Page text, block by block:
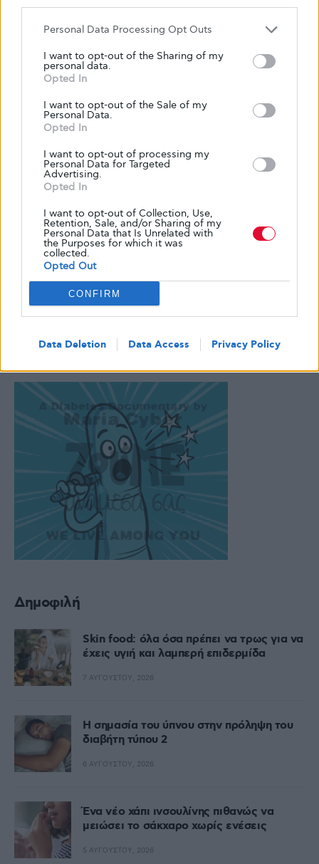
Personal Data Processing Opt Outs
I want to opt-out of the Sharing of my
personal data.
Opted In
I want to opt-out of the Sale of my
Personal Data.
Opted In
I want to opt-out of processing my
Personal Data for Targeted
Advertising.
Opted In
I want to opt-out of Collection, Use,
Retention, Sale, and/or Sharing of my
Personal Data that Is Unrelated with
the Purposes for which it was
collected.
Opted Out
CONFIRM
Data Deletion Data Access Privacy Policy
Κείμενο
Glykouli
Δημοφιλή
Skin food: όλα όσα πρέπει να τρως για να
έχεις υγιή και λαμπερή επιδερμίδα
7 ΑΥΓΟΎΣΤΟΥ, 2026
Η σημασία του ύπνου στην πρόληψη του
διαβήτη τύπου 2
6 ΑΥΓΟΎΣΤΟΥ, 2026
Ένα νέο χάπι ινσουλίνης πιθανώς να
μειώσει το σάκχαρο χωρίς ενέσεις
5 ΑΥΓΟΎΣΤΟΥ, 2026